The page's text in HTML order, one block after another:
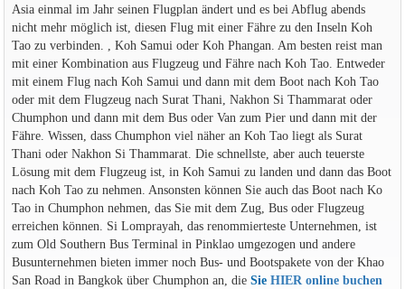
Asia einmal im Jahr seinen Flugplan ändert und es bei Abflug abends
nicht mehr möglich ist, diesen Flug mit einer Fähre zu den Inseln Koh
Tao zu verbinden. , Koh Samui oder Koh Phangan. Am besten reist man
mit einer Kombination aus Flugzeug und Fähre nach Koh Tao. Entweder
mit einem Flug nach Koh Samui und dann mit dem Boot nach Koh Tao
oder mit dem Flugzeug nach Surat Thani, Nakhon Si Thammarat oder
Chumphon und dann mit dem Bus oder Van zum Pier und dann mit der
Fähre. Wissen, dass Chumphon viel näher an Koh Tao liegt als Surat
Thani oder Nakhon Si Thammarat. Die schnellste, aber auch teuerste
Lösung mit dem Flugzeug ist, in Koh Samui zu landen und dann das Boot
nach Koh Tao zu nehmen. Ansonsten können Sie auch das Boot nach Ko
Tao in Chumphon nehmen, das Sie mit dem Zug, Bus oder Flugzeug
erreichen können. Si Lomprayah, das renommierteste Unternehmen, ist
zum Old Southern Bus Terminal in Pinklao umgezogen und andere
Busunternehmen bieten immer noch Bus- und Bootspakete von der Khao
San Road in Bangkok über Chumphon an, die Sie HIER online buchen